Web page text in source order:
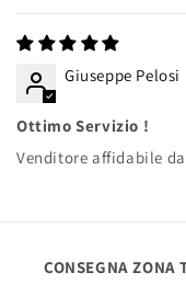
Giuseppe Pelosi
Ottimo Servizio !
Venditore affidabile
CONSEGNA ZONA